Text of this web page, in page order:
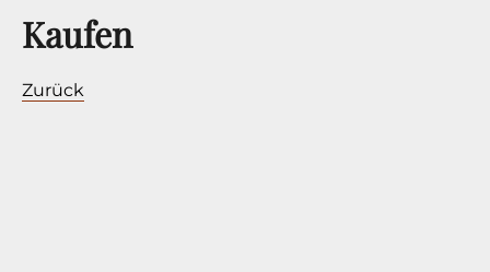
Kaufen
Zurück